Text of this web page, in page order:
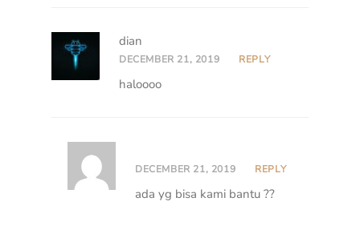
dian
DECEMBER 21, 2019 REPLY
haloooo
DECEMBER 21, 2019 REPLY
ada yg bisa kami bantu ??